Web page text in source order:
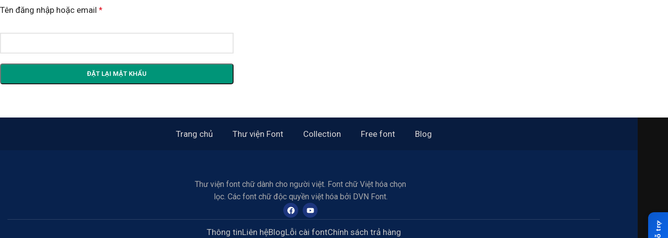
Tên đăng nhập hoặc email *
ĐẶT LẠI MẬT KHẨU
Trang chủ Thư viện Font Collection Free font Blog
Thư viện font chữ dành cho người việt. Font chữ Việt hóa chọn
lọc. Các font chữ độc quyền việt hóa bởi DVN Font.
Thông tinLiên hệBlogLỗi cài fontChính sách trả hàng